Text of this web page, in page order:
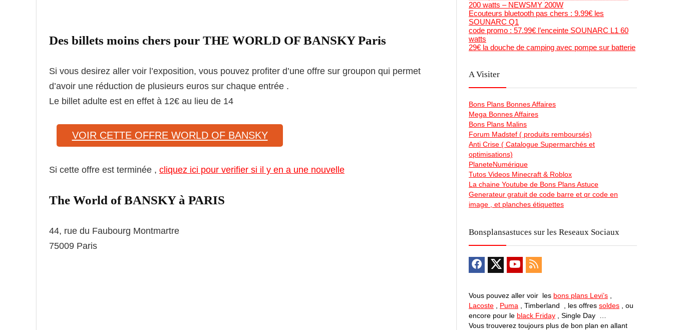
Des billets moins chers pour THE WORLD OF BANSKY Paris
Si vous desirez aller voir l’exposition, vous pouvez profiter d’une offre sur groupon qui permet
d’avoir une réduction de plusieurs euros sur chaque entrée .
Le billet adulte est en effet à 12€ au lieu de 14
VOIR CETTE OFFRE WORLD OF BANSKY
Si cette offre est terminée , cliquez ici pour verifier si il y en a une nouvelle
The World of BANSKY à PARIS
44, rue du Faubourg Montmartre
75009 Paris
200 watts – NEWSMY 200W
Ecouteurs bluetooth pas chers : 9.99€ les
SOUNARC Q1
code promo : 57.99€ l’enceinte SOUNARC L1 60
watts
29€ la douche de camping avec pompe sur batterie
A Visiter
Bons Plans Bonnes Affaires
Mega Bonnes Affaires
Bons Plans Malins
Forum Madstef ( produits remboursés)
Anti Crise ( Catalogue Supermarchés et
optimisations)
PlaneteNumérique
Tutos Videos Minecraft & Roblox
La chaine Youtube de Bons Plans Astuce
Generateur gratuit de code barre et qr code en
image , et planches étiquettes
Bonsplansastuces sur les Reseaux Sociaux
Vous pouvez aller voir les bons plans Levi’s
Lacoste
Puma , Timberland , les offres soldes , ou
encore pour le black Friday , Single Day …
Vous trouverez toujours plus de bon plan en allant